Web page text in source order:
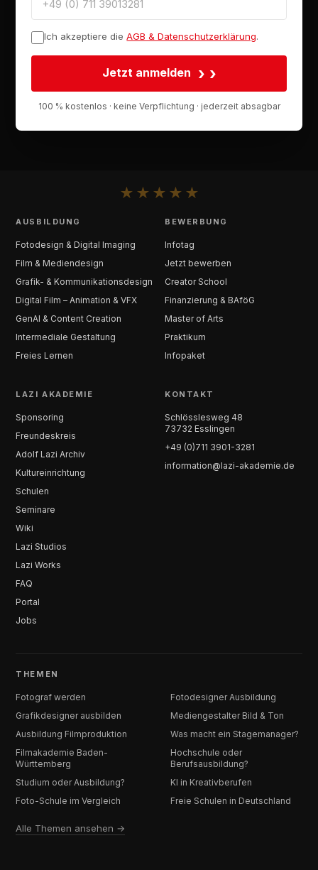
Ich akzeptiere die AGB & Datenschutzerklärung.
Jetzt anmelden ›
100 % kostenlos · keine Verpflichtung · jederzeit absagbar
★ ★ ★ ★ ★
AUSBILDUNG
Fotodesign & Digital Imaging
Film & Mediendesign
Grafik- & Kommunikationsdesign
Digital Film – Animation & VFX
GenAI & Content Creation
Intermediale Gestaltung
Freies Lernen
BEWERBUNG
Infotag
Jetzt bewerben
Creator School
Finanzierung & BAföG
Master of Arts
Praktikum
Infopaket
LAZI AKADEMIE
Sponsoring
Freundeskreis
Adolf Lazi Archiv
Kultureinrichtung
Schulen
Seminare
Wiki
Lazi Studios
Lazi Works
FAQ
Portal
Jobs
KONTAKT
Schlösslesweg 48
73732 Esslingen
+49 (0)711 3901-3281
information@lazi-akademie.de
THEMEN
Fotograf werden
Fotodesigner Ausbildung
Grafikdesigner ausbilden
Mediengestalter Bild & Ton
Ausbildung Filmproduktion
Was macht ein Stagemanager?
Filmakademie Baden-
Württemberg
Hochschule oder
Berufsausbildung?
Studium oder Ausbildung?
KI in Kreativberufen
Foto-Schule im Vergleich
Freie Schulen in Deutschland
Alle Themen ansehen →